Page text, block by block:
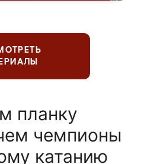
планку
чемпионы
катанию